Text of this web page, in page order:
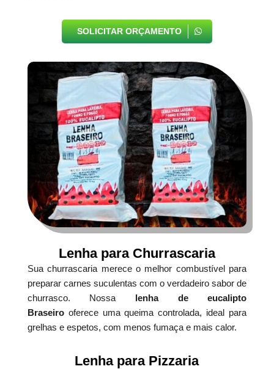
SOLICITAR ORÇAMENTO
Lenha para Churrascaria
Sua churrascaria merece o melhor combustível para
preparar carnes suculentas com o verdadeiro sabor de
churrasco. Nossa lenha de eucalipto
Braseirooferece uma queima controlada, ideal para
grelhas e espetos, com menos fumaça e mais calor.
Lenha para Pizzaria